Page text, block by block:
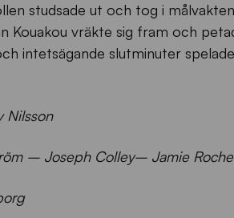
studsade ut och tog i
Kouakou vräkte sig fram och
intetsägande slutminuter
Nilsson
– Joseph Colley– Jamie Roche